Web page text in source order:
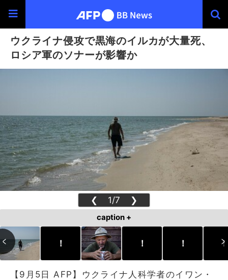
ウクライナ侵攻で黒海のイルカが大量死、
ロシア軍のソナーが影響か
❮ 1/7 ❯
caption +
！ ！ ！ ！
【9月5日 AFP】ウクライナ人科学者のイワン・